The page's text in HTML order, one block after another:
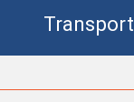
Transport